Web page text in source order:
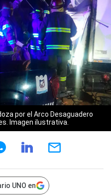
por el Arco Desaguadero
Imagen ilustrativa.
UNO en